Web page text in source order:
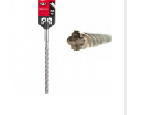
sản phẩm